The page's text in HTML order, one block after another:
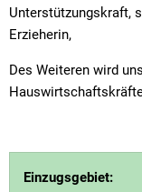
Unterstützungskraft,
Erzieherin,
Des Weiteren wird
Einzugsgebiet: